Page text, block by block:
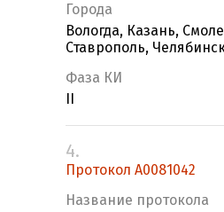
Города
Вологда, Казань,
Ставрополь,
Фаза КИ
4.
Протокол А0081042
Название протокола